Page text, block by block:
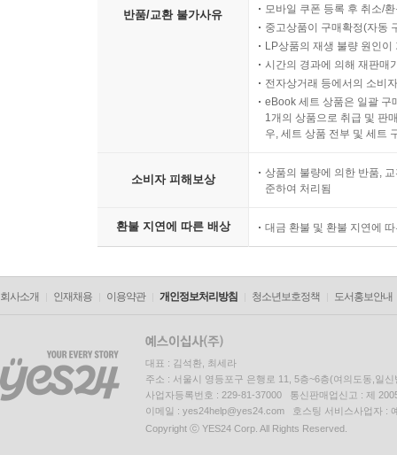
반품/교환 불가사유
모바일 쿠폰 등록 후 취소/
중고상품이 구매확정(자동
LP상품의 재생 불량 원인
시간의 경과에 의해 재판매
전자상거래 등에서의 소비
eBook 세트 상품은 일괄 구
1개의 상품으로 취급 및 판
우, 세트 상품 전부 및 세트
소비자 피해보상
상품의 불량에 의한 반품,
준하여 처리됨
환불 지연에 따른 배상 대금 환불 및 환불 지연에
회사소개 인재채용 이용약관 개인정보처리방침 청소년보호정책 도서홍보안내
대표 : 김석환, 최세라
주소 : 서울시 영등포구 은행로 11, 5층~6층(여의도동,일신
사업자등록번호 : 229-81-37000 통신판매업신고 : 제
이메일 : yes24help@yes24.com 호스팅 서비스사업자 :
Copyright ⓒ YES24 Corp. All Rights Reserved.